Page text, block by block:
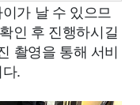
가 날 수 있으므
인 후 진행하시길
촬영을 통해 서비
.